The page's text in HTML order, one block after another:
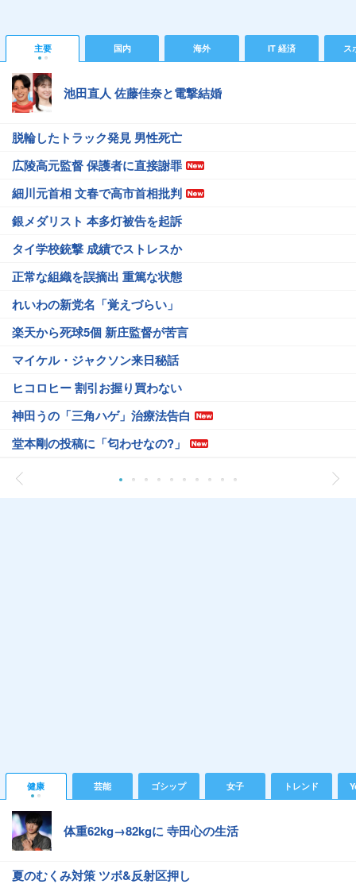
主要 国内 海外 IT 経済 ス
池田直人 佐藤佳奈と電撃結婚
脱輪したトラック発見 男性死亡
広陵高元監督 保護者に直接謝罪
細川元首相 文春で高市首相批判
銀メダリスト 本多灯被告を起訴
タイ学校銃撃 成績でストレスか
正常な組織を誤摘出 重篤な状態
れいわの新党名「覚えづらい」
楽天から死球5個 新庄監督が苦言
マイケル・ジャクソン来日秘話
ヒコロヒー 割引お握り買わない
神田うの「三角ハゲ」治療法告白
堂本剛の投稿に「匂わせなの?」
健康 芸能 ゴシップ 女子 トレンド
体重62kg→82kgに 寺田心の生活
夏のむくみ対策 ツボ&反射区押し